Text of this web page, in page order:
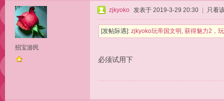
招宝游民
zjkyoko 发表于 2019-3-29 20:30 只看
[发帖际遇]: zjkyoko玩帝国文明, 获得魅力2，
必须试用下